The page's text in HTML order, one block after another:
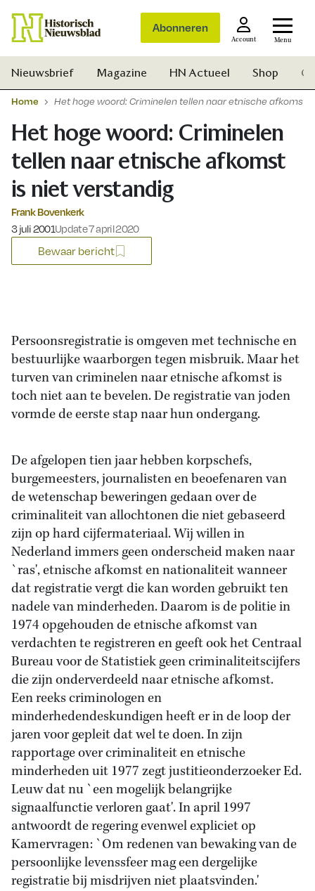
Abonneren
Account Menu
Nieuwsbrief Magazine HN Actueel Shop
Home Het hoge woord: Criminelen tellen naar etnische afkomst
Het hoge woord: Criminelen
tellen naar etnische afkomst
is niet verstandig
Frank Bovenkerk
Gepubliceerd op:
3 juli 2001Update 7 april 2020
Bewaar bericht
Persoonsregistratie is omgeven met technische en
bestuurlijke waarborgen tegen misbruik. Maar het
turven van criminelen naar etnische afkomst is
toch niet aan te bevelen. De registratie van joden
vormde de eerste stap naar hun ondergang.
De afgelopen tien jaar hebben korpschefs,
burgemeesters, journalisten en beoefenaren van
de wetenschap beweringen gedaan over de
criminaliteit van allochtonen die niet gebaseerd
zijn op hard cijfermateriaal. Wij willen in
Nederland immers geen onderscheid maken naar
`ras', etnische afkomst en nationaliteit wanneer
dat registratie vergt die kan worden gebruikt ten
nadele van minderheden. Daarom is de politie in
1974 opgehouden de etnische afkomst van
verdachten te registreren en geeft ook het Centraal
Bureau voor de Statistiek geen criminaliteitscijfers
die zijn onderverdeeld naar etnische afkomst.
Een reeks criminologen en
minderhedendeskundigen heeft er in de loop der
jaren voor gepleit dat wel te doen. In zijn
rapportage over criminaliteit en etnische
minderheden uit 1977 zegt justitieonderzoeker Ed.
Leuw dat nu `een mogelijk belangrijke
signaalfunctie verloren gaat'. In april 1997
antwoordt de regering evenwel expliciet op
Kamervragen: `Om redenen van bewaking van de
persoonlijke levenssfeer mag een dergelijke
registratie bij misdrijven niet plaatsvinden.'